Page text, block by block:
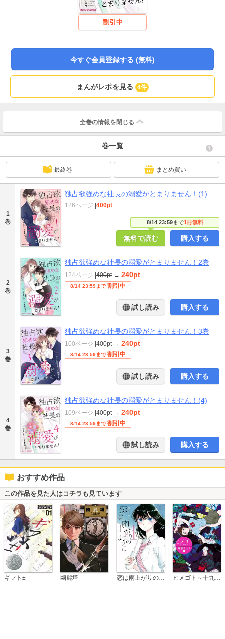
割引中
今すぐ会員登録する (無料)
まんがレポを見る 4件
全巻の情報を 閉じる
巻一覧
最終巻 まとめ買い
1
巻
独占欲強めな社長の溺愛がとまりません！(1)
8/14 23:59まで1冊無料
126ページ 400pt
無料で読む 購入する
2
巻
独占欲強めな社長の溺愛がとまりません！2巻
124ページ 400pt → 240pt
8/14 23:59まで 割引中
試し読み 購入する
3
巻
独占欲強めな社長の溺愛がとまりません！3巻
100ページ 400pt → 240pt
8/14 23:59まで 割引中
試し読み 購入する
4
巻
独占欲強めな社長の溺愛がとまりません！(4)
109ページ 400pt → 240pt
8/14 23:59まで 割引中
試し読み 購入する
おすすめ作品
この作品を見た人はコチラも見ています
ギフト± 幽麗塔 恋は雨上がりのように ヒメゴト～十九歳の制服～